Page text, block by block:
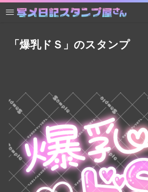
「爆乳ドＳ」のスタンプ